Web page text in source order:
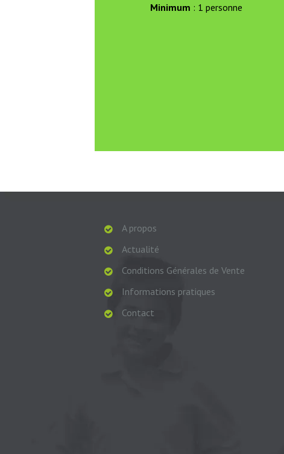
Minimum : 1 personne
A propos
Actualité
Conditions Générales de Vente
Informations pratiques
Contact